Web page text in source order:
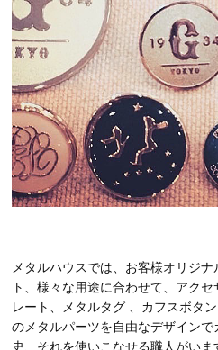
メタルハウスでは、お客様オリジ
ト、様々な用途に合わせて、アク
レート、メタルタグ 、カフスボタ
のメタルパーツを自由なデザイン
史、それを使いこなせる職人がいま